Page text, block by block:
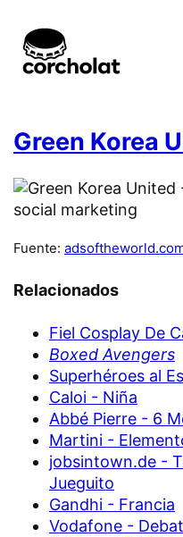
Green Korea
Fuente:
Relacionados
Fiel Cosplay De
Boxed Avengers
Superhéroes al
Caloi - Niña
Abbé Pierre - 6
Martini -
jobsintown.de -
Jueguito
Gandhi - Francia
Vodafone -